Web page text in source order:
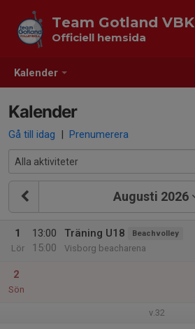
Kalender
Team Gotland VBK
Officiell hemsida
Kalender
Gå till idag | Prenumerera
Augusti 2026
1
Lör
13:00
15:00
Träning U18 Beachvolley
Visborg beacharena
2
Sön
v.32